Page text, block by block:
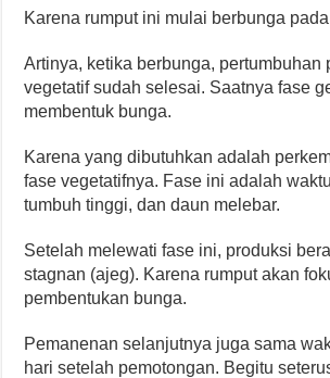
Karena rumput ini mulai berbunga
Artinya, ketika berbunga, pertumbuhan
vegetatif sudah selesai. Saatnya fase
membentuk bunga.
Karena yang dibutuhkan adalah
fase vegetatifnya. Fase ini adalah
tumbuh tinggi, dan daun melebar.
Setelah melewati fase ini, produksi
stagnan (ajeg). Karena rumput akan
pembentukan bunga.
Pemanenan selanjutnya juga sama
hari setelah pemotongan. Begitu